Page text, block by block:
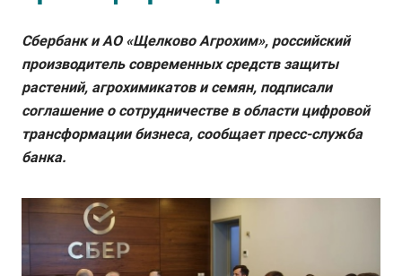
Сбербанк и АО «Щелково Агрохим», российский
производитель современных средств защиты
растений, агрохимикатов и семян, подписали
соглашение о сотрудничестве в области цифровой
трансформации бизнеса, сообщает пресс-служба
банка.